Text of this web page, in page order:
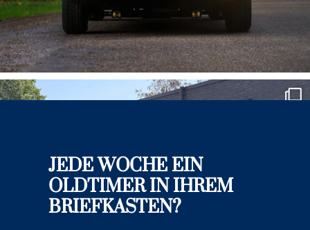
JEDE WOCHE EIN
OLDTIMER IN IHREM
BRIEFKASTEN?